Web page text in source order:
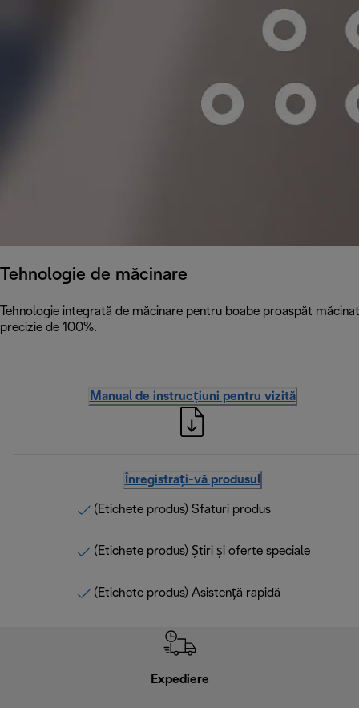
Tehnologie de măcinare
Tehnologie integrată de măcinare pentru boabe proaspăt
precizie de 100%.
Manual de instrucțiuni pentru vizită
Înregistrați-vă produsul
(Etichete produs) Sfaturi produs
(Etichete produs) Știri și oferte speciale
(Etichete produs) Asistență rapidă
Expediere